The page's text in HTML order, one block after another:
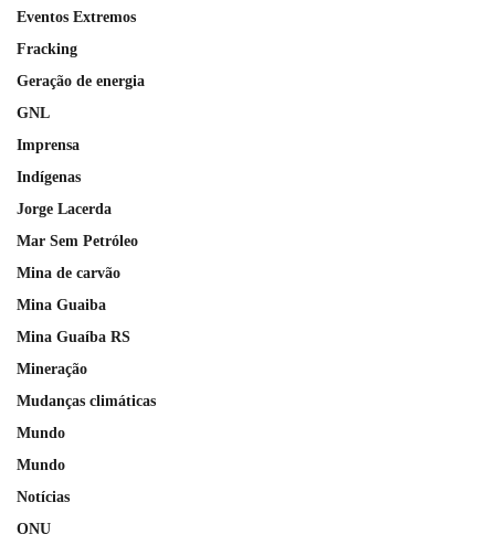
Eventos Extremos
Fracking
Geração de energia
GNL
Imprensa
Indígenas
Jorge Lacerda
Mar Sem Petróleo
Mina de carvão
Mina Guaiba
Mina Guaíba RS
Mineração
Mudanças climáticas
Mundo
Mundo
Notícias
ONU